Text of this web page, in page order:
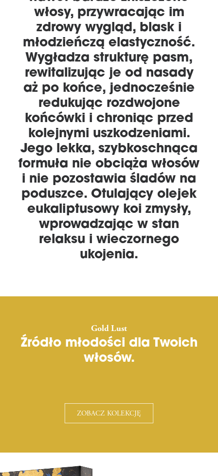
włosy, przywracając im
zdrowy wygląd, blask i
młodzieńczą elastyczność.
Wygładza strukturę pasm,
rewitalizując je od nasady
aż po końce, jednocześnie
redukując rozdwojone
końcówki i chroniąc przed
kolejnymi uszkodzeniami.
Jego lekka, szybkoschnąca
formuła nie obciąża włosów
i nie pozostawia śladów na
poduszce. Otulający olejek
eukaliptusowy koi zmysły,
wprowadzając w stan
relaksu i wieczornego
ukojenia.
Gold Lust
Źródło młodości dla Twoich
włosów.
ZOBACZ KOLEKCJĘ